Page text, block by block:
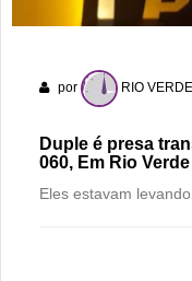
Homem é preso
por RIO
Duple é presa
060, Em Rio Verde
Eles estavam